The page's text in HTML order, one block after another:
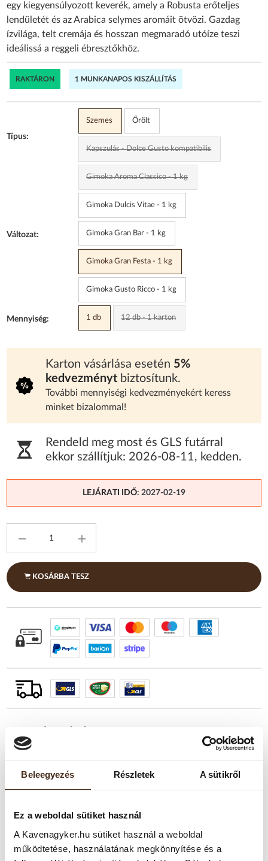
Beleegyezés Részletek A sütikről
Ez a weboldal sütiket használ
A Kavenagyker.hu sütiket használ a weboldal
működtetése, használatának megkönnyítése és a
egy kiegyensúlyozott keverék, amely a Robusta erőteljes
lendületét és az Arabica selymes aromáit ötvözi. Gazdag
ízvilága, telt cremája és hosszan megmaradó utóíze teszi
ideálissá a reggeli ébresztőkhöz.
RAKTÁRON 1 MUNKANAPOS KISZÁLLÍTÁS
Típus:
Szemes Őrölt
Kapszulás - Dolce Gusto kompatibilis
Változat:
Gimoka Aroma Classico - 1 kg
Gimoka Dulcis Vitae - 1 kg
Gimoka Gran Bar - 1 kg
Gimoka Gran Festa - 1 kg
Gimoka Gusto Ricco - 1 kg
Mennyiség: 1 db 12 db - 1 karton
Karton vásárlása esetén 5%
kedvezményt biztosítunk.
További mennyiségi kedvezményekért keress
minket bizalommal!
Rendeld meg most és GLS futárral
ekkor szállítjuk: 2026-08-11, kedden.
LEJÁRATI IDŐ: 2027-02-19
KOSÁRBA TESZ
TERMÉKLEÍRÁS
egy kiegyensúlyozott keverék, amely a Robusta erőteljes
Tulajdonságai: